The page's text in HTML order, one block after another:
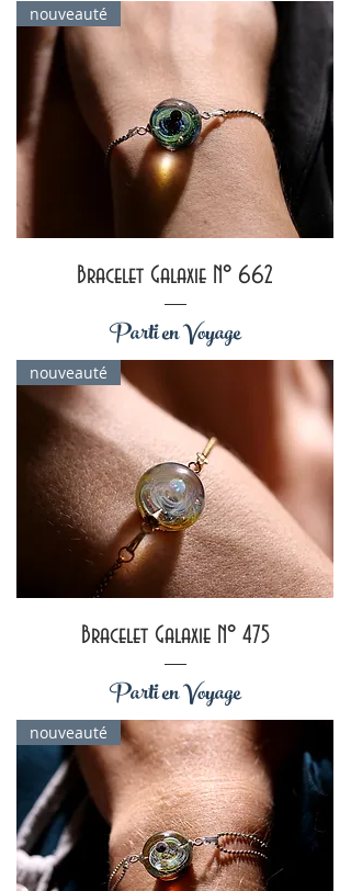
nouveauté
Bracelet Galaxie N° 662
Parti en Voyage
nouveauté
Bracelet Galaxie N° 475
Parti en Voyage
nouveauté